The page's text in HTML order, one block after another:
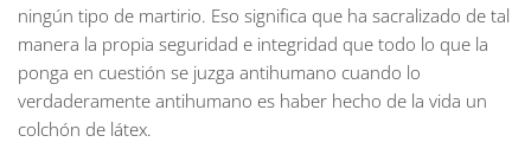
ningún tipo de martirio. Eso significa que ha sacralizado de tal
manera la propia seguridad e integridad que todo lo que la
ponga en cuestión se juzga antihumano cuando lo
verdaderamente antihumano es haber hecho de la vida un
colchón de látex.